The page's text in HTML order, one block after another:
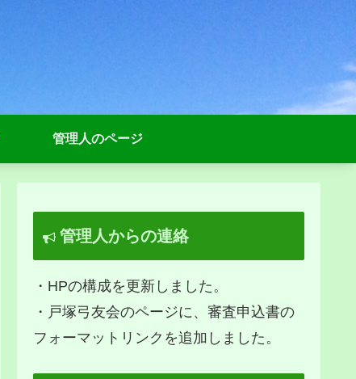
管理人のページ
管理人からの連絡
・HPの構成を更新しました。
・戸塚弓友会のページに、審査申込書の
フォーマットリンクを追加しました。